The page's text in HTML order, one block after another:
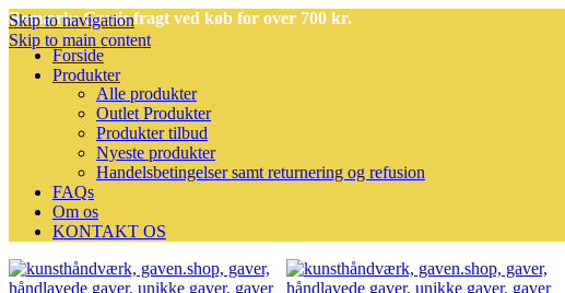
Skip to navigation
Skip to main content
Bemærk: Gratis fragt ved køb for over 700 kr.
Forside
Produkter
Alle produkter
Outlet Produkter
Produkter tilbud
Nyeste produkter
Handelsbetingelser samt returnering og refusion
FAQs
Om os
KONTAKT OS